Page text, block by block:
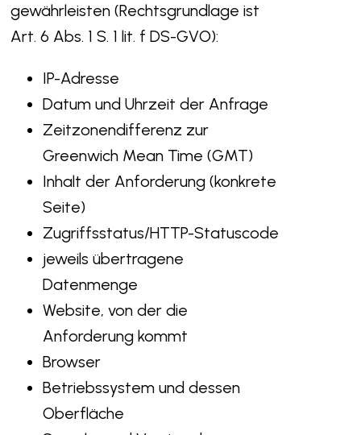
gewährleisten (Rechtsgrundlage ist
Art. 6 Abs. 1 S. 1 lit. f DS-GVO):
IP-Adresse
Datum und Uhrzeit der Anfrage
Zeitzonendifferenz zur
Greenwich Mean Time (GMT)
Inhalt der Anforderung (konkrete
Seite)
Zugriffsstatus/HTTP-Statuscode
jeweils übertragene
Datenmenge
Website, von der die
Anforderung kommt
Browser
Betriebssystem und dessen
Oberfläche